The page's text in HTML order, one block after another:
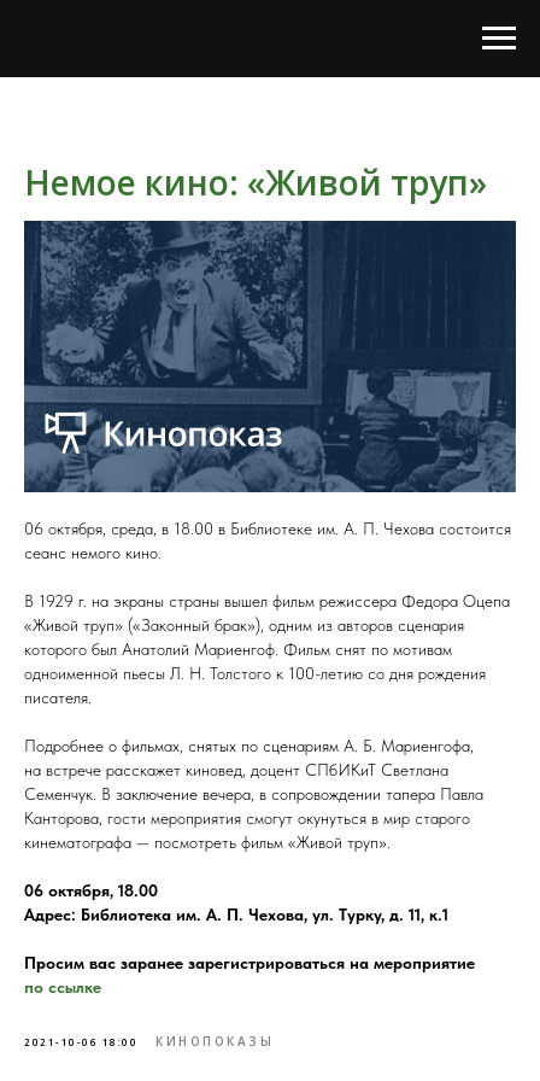
Немое кино: «Живой труп»
06 октября, среда, в 18.00 в Библиотеке им. А. П. Чехова состоится
сеанс немого кино.
В 1929 г. на экраны страны вышел фильм режиссера Федора Оцепа
«Живой труп» («Законный брак»), одним из авторов сценария
которого был Анатолий Мариенгоф. Фильм снят по мотивам
одноименной пьесы Л. Н. Толстого к 100-летию со дня рождения
писателя.
Подробнее о фильмах, снятых по сценариям А. Б. Мариенгофа,
на встрече расскажет киновед, доцент СПбИКиТ Светлана
Семенчук. В заключение вечера, в сопровождении тапера Павла
Канторова, гости мероприятия смогут окунуться в мир старого
кинематографа — посмотреть фильм «Живой труп».
06 октября, 18.00
Адрес: Библиотека им. А. П. Чехова, ул. Турку, д. 11, к.1
Просим вас заранее зарегистрироваться на мероприятие
по ссылке
2021-10-06 18:00 КИНОПОКАЗЫ